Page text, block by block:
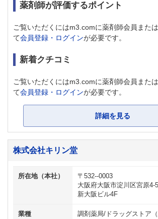
薬剤師が評価するポイント
ご覧いただくにはm3.comに薬剤師会員また
て会員登録・ログインが必要です。
新着クチコミ
ご覧いただくにはm3.comに薬剤師会員また
て会員登録・ログインが必要です。
詳細を見る
株式会社キリン堂
所在地（本社）
〒532--0003
大阪府大阪市淀川区宮原4-
新大阪ビル4F
業種
調剤薬局/ドラッグストア